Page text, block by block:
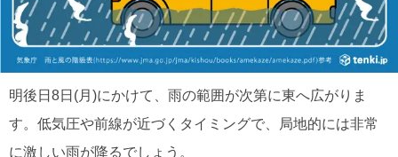
明後日8日(月)にかけて、雨の範囲が次第に東へ広がりま
す。低気圧や前線が近づくタイミングで、局地的には非常
に激しい雨が降るでしょう。